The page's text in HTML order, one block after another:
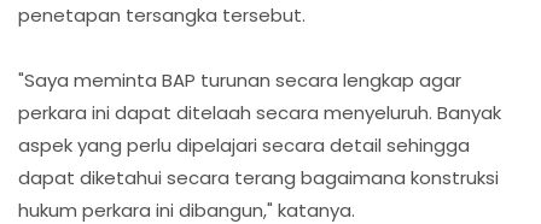
penetapan tersangka tersebut.
"Saya meminta BAP turunan secara lengkap agar
perkara ini dapat ditelaah secara menyeluruh. Banyak
aspek yang perlu dipelajari secara detail sehingga
dapat diketahui secara terang bagaimana konstruksi
hukum perkara ini dibangun," katanya.